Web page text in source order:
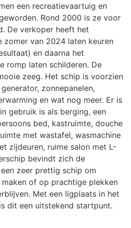
een recreatievaartuig en
Rond 2000 is ze voor
De verkoper heeft het
zomer van 2024 laten keuren
en daarna het
romp laten schilderen. De
zeeg. Het schip is voorzien
zonnepanelen,
en wat nog meer. Er is
gebruik is als berging, een
bed, kastruimte, douche
met wastafel, wasmachine
zijdeuren, ruime salon met L-
bevindt zich de
zeer prettig schip om
of op prachtige plekken
Met een ligplaats in het
dit een uitstekend startpunt.